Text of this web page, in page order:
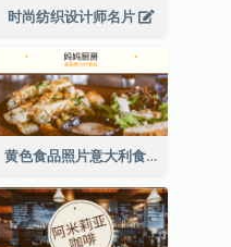
时尚纺织设计师名片
黄色食品照片意大利食品名片